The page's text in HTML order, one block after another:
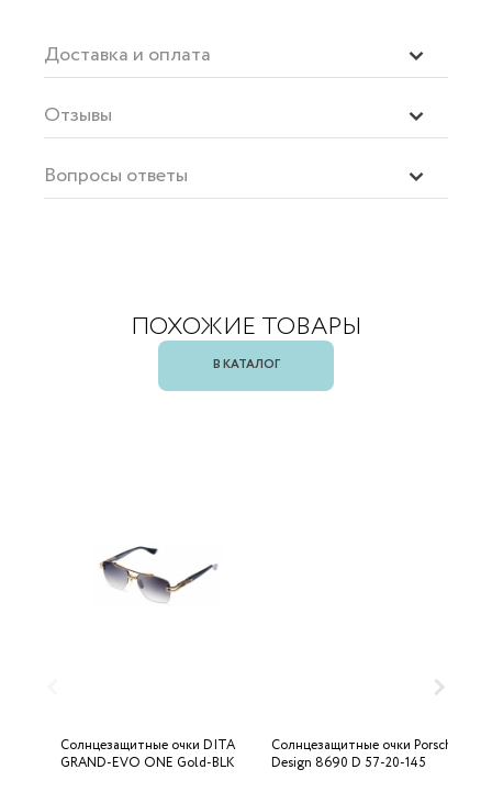
Доставка и оплата
Отзывы
Вопросы ответы
ПОХОЖИЕ ТОВАРЫ
В КАТАЛОГ
Солнцезащитные очки DITA
GRAND-EVO ONE Gold-BLK
Солнцезащитные очки Porsche
Design 8690 D 57-20-145